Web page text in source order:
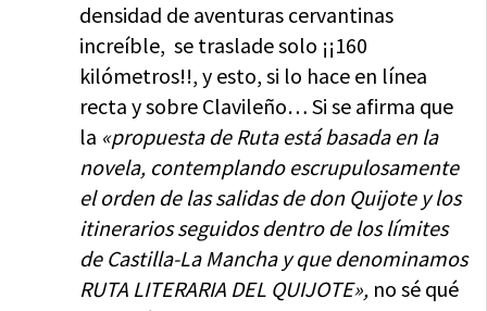
densidad de aventuras cervantinas
increíble, se traslade solo ¡¡160
kilómetros!!, y esto, si lo hace en línea
recta y sobre Clavileño… Si se afirma que
la «propuesta de Ruta está basada en la
novela, contemplando escrupulosamente
el orden de las salidas de don Quijote y los
itinerarios seguidos dentro de los límites
de Castilla-La Mancha y que denominamos
RUTA LITERARIA DEL QUIJOTE», no sé qué